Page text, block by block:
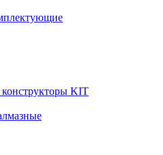
конструкторы KIT